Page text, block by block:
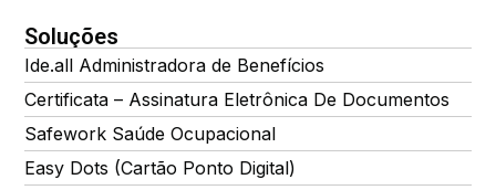
Soluções
Ide.all Administradora de Benefícios
Certificata – Assinatura Eletrônica De Documentos
Safework Saúde Ocupacional
Easy Dots (Cartão Ponto Digital)